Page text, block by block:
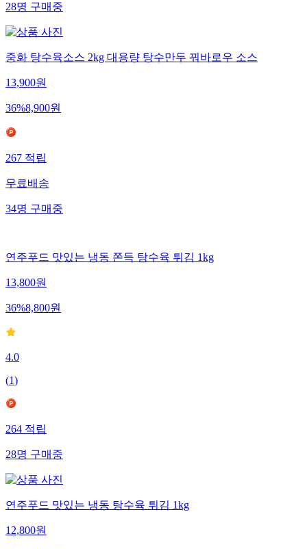
28명 구매중
중화 탕수육소스 2kg 대용량 탕수만두 꿔바로우 소스
13,900원
36%8,900원
267 적립
무료배송
34명 구매중
연주푸드 맛있는 냉동 쫀득 탕수육 튀김 1kg
13,800원
36%8,800원
4.0
(1)
264 적립
28명 구매중
연주푸드 맛있는 냉동 탕수육 튀김 1kg
12,800원